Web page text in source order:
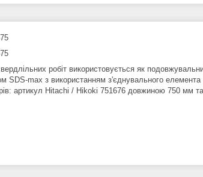
робіт використовується як
SDS-max з використанням з'єднувального елемента
артикул Hitachi / Hikoki 751676 довжиною 750 мм